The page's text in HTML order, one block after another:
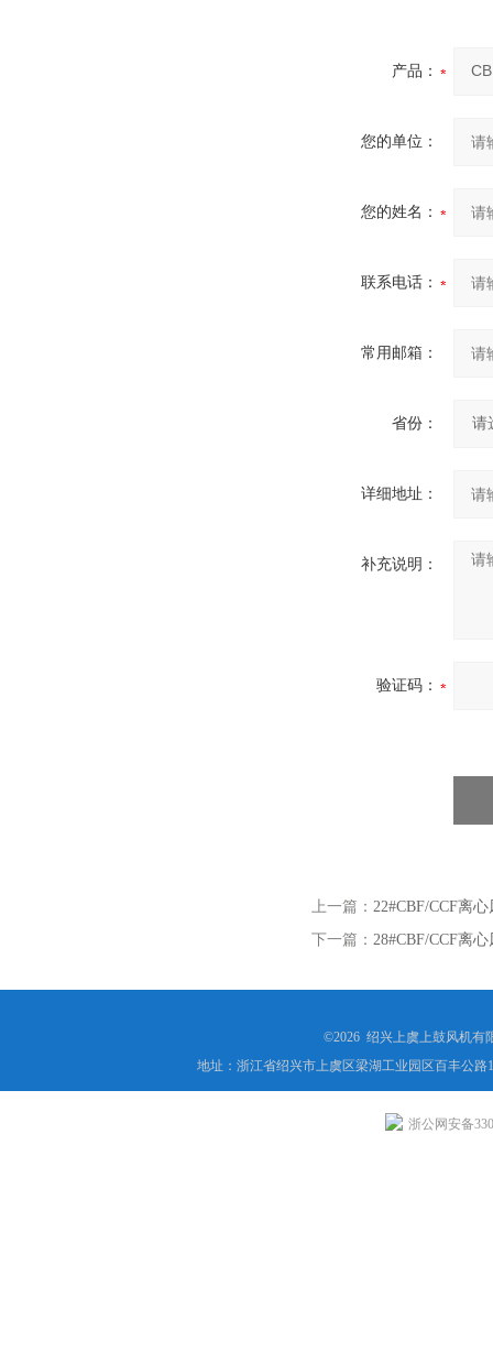
产品：
您的单位：
您的姓名：
联系电话：
常用邮箱：
省份：
详细地址：
补充说明：
验证码：
上一篇： 22#CBF/CCF离
下一篇： 28#CBF/CCF离
©2026 绍兴上虞上鼓风机有
地址：浙江省绍兴市上虞区梁湖工业园区百丰公路
浙公网安备